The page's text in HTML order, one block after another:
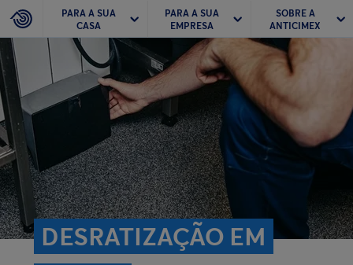
PARA A SUA
CASA
PARA A SUA
EMPRESA
SOBRE A
ANTICIMEX
DESRATIZAÇÃO EM